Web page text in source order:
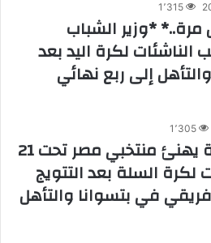
1٬315
مرة..* *وزير الشباب
الناشئات لكرة اليد بعد
إلى ربع نهائي
1٬305
وزير الشباب والرياضة يهنئ منتخبي مصر تحت 21
لكرة السلة بعد التتويج
في بتسوانا والتأهل